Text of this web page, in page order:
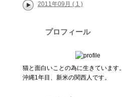
2011年09月 ( 1 )
プロフィール
猫と面白いことの為に生きています。
沖縄1年目、新米の関西人です。